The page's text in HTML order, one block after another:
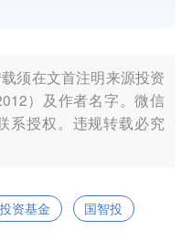
须在文首注明来源投资
）及作者名字。微信
系授权。违规转载必究
资基金
国智投